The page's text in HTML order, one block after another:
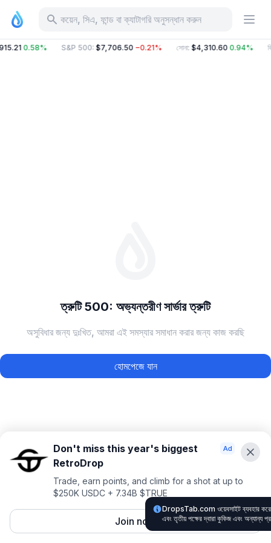
কয়েন, সিএ, ফান্ড বা ক্যাটাগরি অনুসন্ধান করুন
0.58% S&P 500: $7,706.50 −0.21% সোনা: $4,310.60 0.94%
ত্রুটি 500: অভ্যন্তরীণ সার্ভার ত্রুটি
অসুবিধার জন্য দুঃখিত, আমরা এই সমস্যার সমাধান করার জন্য কাজ করছি
হোমপেজে যান
Don't miss this year's biggest
RetroDrop
Trade, earn points, and climb for a shot at up to
$250K USDC + 7.34B $TRUE
Join now
DropsTab.com ওয়েবসাইট ব্যবহার করে,
এবং তৃতীয় পক্ষের দ্বারা কুকিজ এবং অন্যান্য